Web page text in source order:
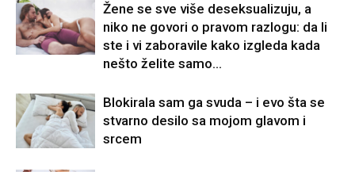
Žene se sve više deseksualizuju, a
niko ne govori o pravom razlogu: da li
ste i vi zaboravile kako izgleda kada
nešto želite samo...
Blokirala sam ga svuda – i evo šta se
stvarno desilo sa mojom glavom i
srcem